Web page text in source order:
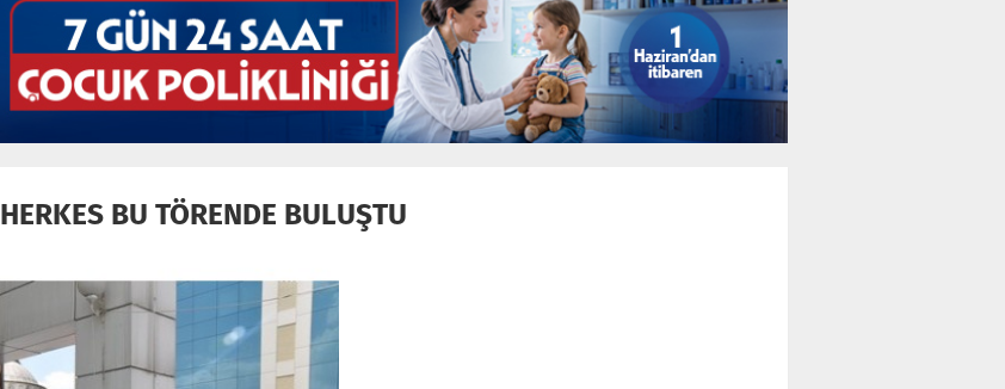
HERKES BU TÖRENDE BULUŞTU